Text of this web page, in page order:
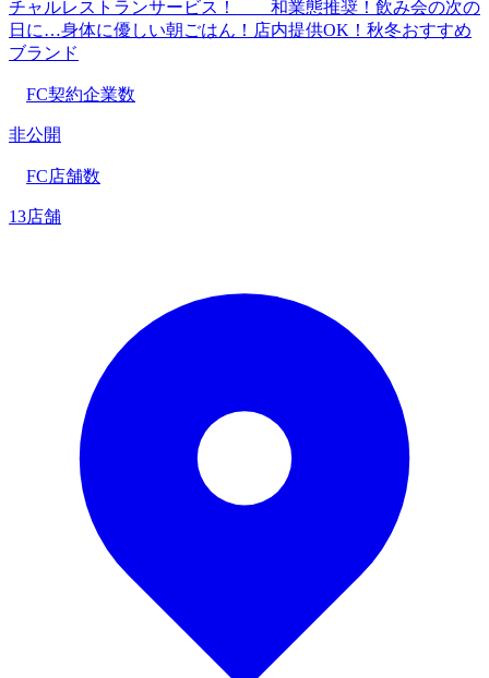
チャルレストランサービス！ 和業態推奨！飲み会の次の
日に…身体に優しい朝ごはん！店内提供OK！秋冬おすすめ
ブランド
FC契約企業数
非公開
FC店舗数
13店舗